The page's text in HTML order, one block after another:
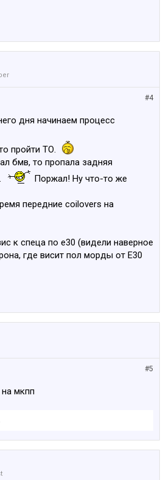
#4
дня начинаем процесс
пройти ТО.
бмв, то пропала задняя
Поржал! Ну что-то же
передние coilovers на
к спеца по е30 (видели наверное
где висит пол морды от Е30
#5
мкпп